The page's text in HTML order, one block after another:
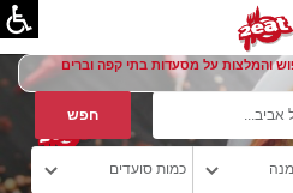
והמלצות על מסעדות בתי קפה וברים